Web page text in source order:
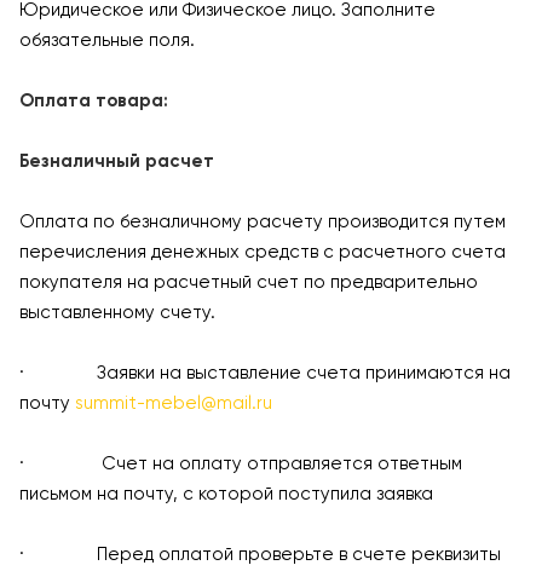
Юридическое или Физическое лицо. Заполните
обязательные поля.
Оплата товара:
Безналичный расчет
Оплата по безналичному расчету производится путем
перечисления денежных средств с расчетного счета
покупателя на расчетный счет по предварительно
выставленному счету.
· Заявки на выставление счета принимаются на
почту summit-mebel@mail.ru
· Счет на оплату отправляется ответным
письмом на почту, с которой поступила заявка
· Перед оплатой проверьте в счете реквизиты